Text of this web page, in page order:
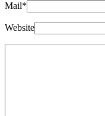
Mail*
Website